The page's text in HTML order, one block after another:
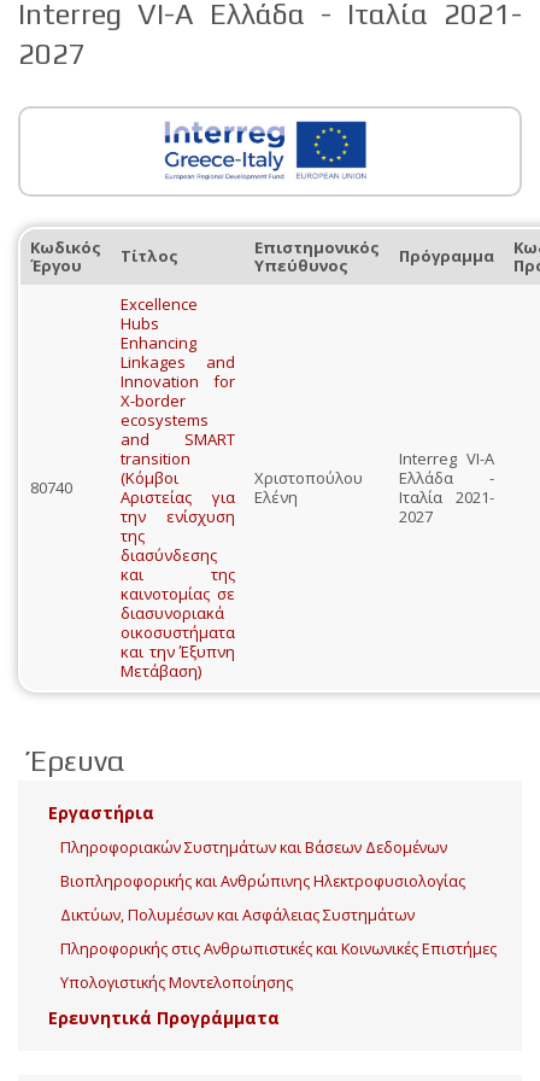
Interreg VI-A Ελλάδα - Ιταλία 2021-
2027
Κωδικός
Έργου
Τίτλος
Επιστημονικός
Υπεύθυνος
Πρόγραμμα
80740
Excellence
Hubs
Enhancing
Linkages and
Innovation for
X-border
ecosystems
and SMART
transition
(Κόμβοι
Αριστείας για
την ενίσχυση
της
διασύνδεσης
και της
καινοτομίας σε
διασυνοριακά
οικοσυστήματα
και την Έξυπνη
Μετάβαση)
Χριστοπούλου
Ελένη
Interreg VI-A
Ελλάδα -
Ιταλία 2021-
2027
Έρευνα
Εργαστήρια
Πληροφοριακών Συστημάτων και Βάσεων Δεδομένων
Βιοπληροφορικής και Ανθρώπινης Ηλεκτροφυσιολογίας
Δικτύων, Πολυμέσων και Ασφάλειας Συστημάτων
Πληροφορικής στις Ανθρωπιστικές και Κοινωνικές Επιστήμες
Υπολογιστικής Μοντελοποίησης
Ερευνητικά Προγράμματα